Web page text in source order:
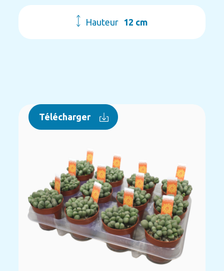
Hauteur 12 cm
Télécharger